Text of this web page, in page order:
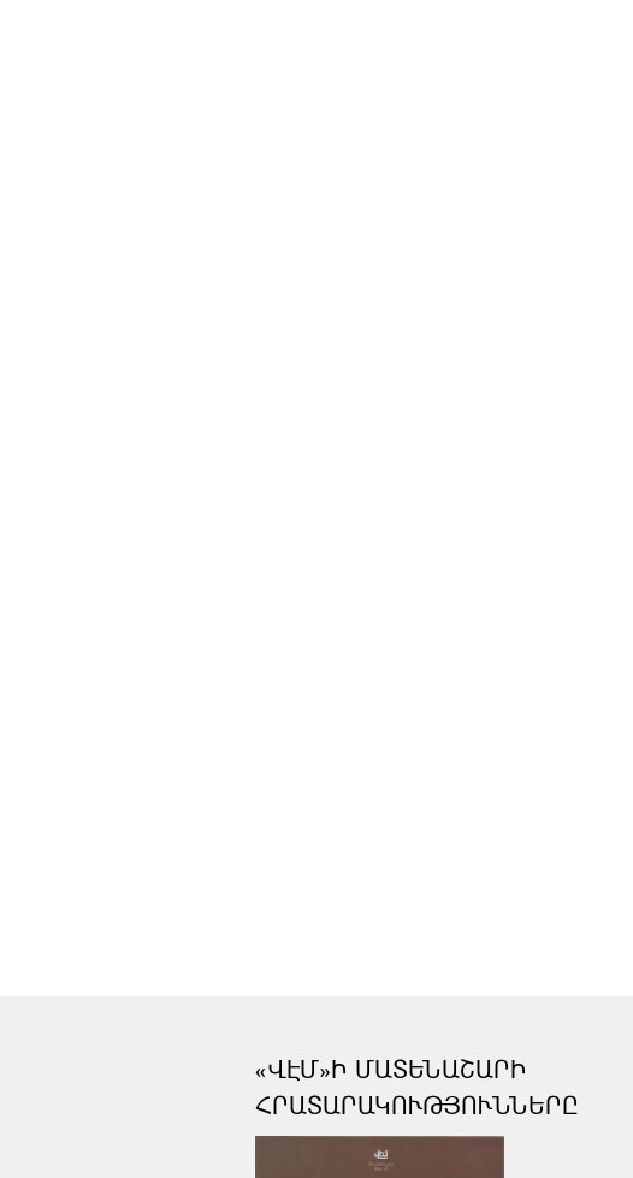
«ՎԷՄ»Ի ՄԱՏԵՆԱՇԱՐԻ
ՀՐԱՏԱՐԱԿՈՒԹՅՈՒՆՆԵՐԸ